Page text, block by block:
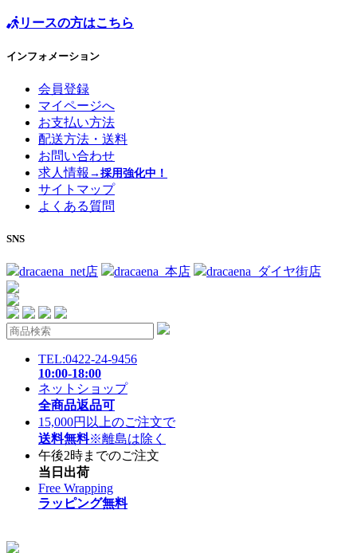
リースの方はこちら
インフォメーション
会員登録
マイページへ
お支払い方法
配送方法・送料
お問い合わせ
求人情報 →採用強化中！
サイトマップ
よくある質問
SNS
dracaena_net店 dracaena_本店 dracaena_ダイヤ街店
TEL:0422-24-9456
10:00-18:00
ネットショップ
全商品返品可
15,000円以上のご注文で
送料無料※離島は除く
午後2時までのご注文
当日出荷
Free Wrapping
ラッピング無料